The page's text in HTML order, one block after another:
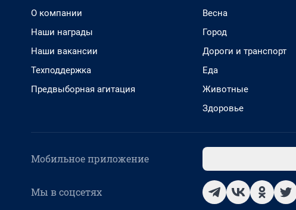
О компании
Наши награды
Наши вакансии
Техподдержка
Предвыборная агитация
Весна
Город
Дороги и транспорт
Еда
Животные
Здоровье
Мобильное приложение
Мы в соцсетях